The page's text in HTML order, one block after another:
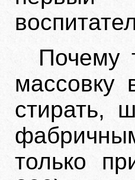
Почему
массовку
стирать,
только